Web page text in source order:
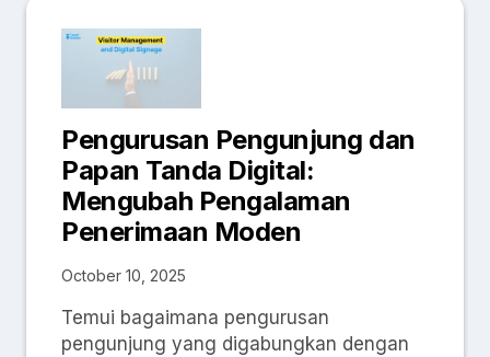
Pengurusan Pengunjung dan
Papan Tanda Digital:
Mengubah Pengalaman
Penerimaan Moden
October 10, 2025
Temui bagaimana pengurusan
pengunjung yang digabungkan dengan